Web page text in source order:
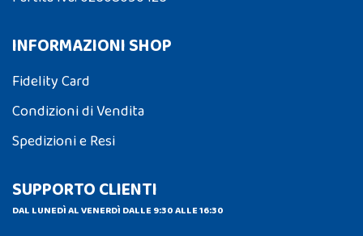
INFORMAZIONI SHOP
Fidelity Card
Condizioni di Vendita
Spedizioni e Resi
SUPPORTO CLIENTI
DAL LUNEDÌ AL VENERDÌ DALLE 9:30 ALLE 16:30